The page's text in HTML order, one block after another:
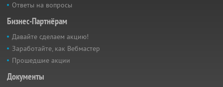
Ответы на вопросы
Бизнес-Партнёрам
Давайте сделаем акцию!
Заработайте, как Вебмастер
Прошедшие акции
Документы